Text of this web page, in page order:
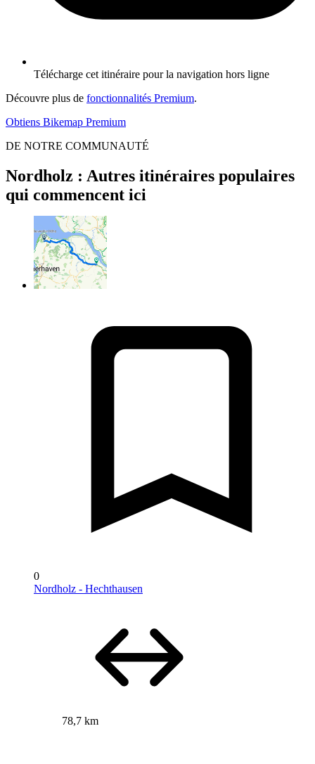
Télécharge cet itinéraire pour la navigation hors ligne
Découvre plus de fonctionnalités Premium.
Obtiens Bikemap Premium
DE NOTRE COMMUNAUTÉ
Nordholz : Autres itinéraires populaires
qui commencent ici
0
Nordholz - Hechthausen
78,7 km